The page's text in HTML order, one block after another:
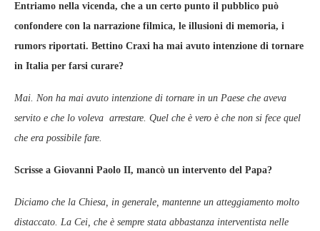
Entriamo nella vicenda, che a un certo punto il pubblico può
confondere con la narrazione filmica, le illusioni di memoria, i
rumors riportati. Bettino Craxi ha mai avuto intenzione di tornare
in Italia per farsi curare?
Mai. Non ha mai avuto intenzione di tornare in un Paese che aveva
servito e che lo voleva arrestare. Quel che è vero è che non si fece quel
che era possibile fare.
Scrisse a Giovanni Paolo II, mancò un intervento del Papa?
Diciamo che la Chiesa, in generale, mantenne un atteggiamento molto
distaccato. La Cei, che è sempre stata abbastanza interventista nelle